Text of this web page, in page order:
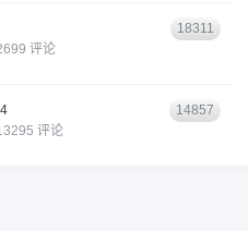
评论
18311
评论
14857